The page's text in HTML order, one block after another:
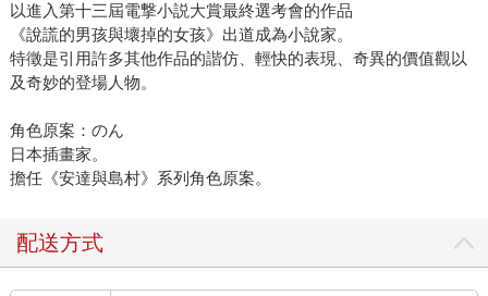
以進入第十三屆電撃小説大賞最終選考會的作品
《說謊的男孩與壞掉的女孩》出道成為小說家。
特徵是引用許多其他作品的諧仿、輕快的表現、奇異的價值觀以
及奇妙的登場人物。
角色原案：のん
日本插畫家。
擔任《安達與島村》系列角色原案。
配送方式